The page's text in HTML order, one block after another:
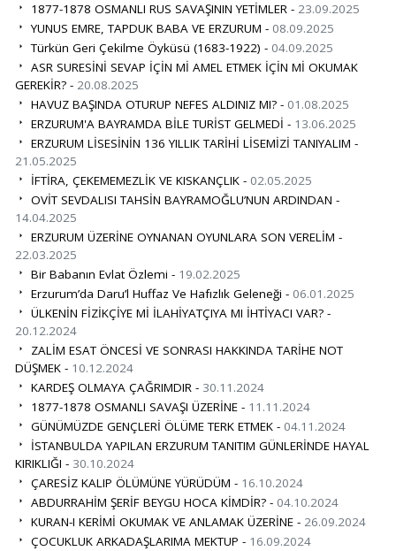
1877-1878 OSMANLI RUS SAVAŞININ YETİMLER - 23.09.2025
YUNUS EMRE, TAPDUK BABA VE ERZURUM - 08.09.2025
Türkün Geri Çekilme Öyküsü (1683-1922) - 04.09.2025
ASR SURESİNİ SEVAP İÇİN Mİ AMEL ETMEK İÇİN Mİ OKUMAK
GEREKİR? - 20.08.2025
HAVUZ BAŞINDA OTURUP NEFES ALDINIZ MI? - 01.08.2025
ERZURUM'A BAYRAMDA BİLE TURİST GELMEDİ - 13.06.2025
ERZURUM LİSESİNİN 136 YILLIK TARİHİ LİSEMİZİ TANIYALIM -
21.05.2025
İFTİRA, ÇEKEMEMEZLİK VE KISKANÇLIK - 02.05.2025
OVİT SEVDALISI TAHSİN BAYRAMOĞLU’NUN ARDINDAN -
14.04.2025
ERZURUM ÜZERİNE OYNANAN OYUNLARA SON VERELİM -
22.03.2025
Bir Babanın Evlat Özlemi - 19.02.2025
Erzurum’da Daru’l Huffaz Ve Hafızlık Geleneği - 06.01.2025
ÜLKENİN FİZİKÇİYE Mİ İLAHİYATÇIYA MI İHTİYACI VAR? -
20.12.2024
ZALİM ESAT ÖNCESİ VE SONRASI HAKKINDA TARİHE NOT
DÜŞMEK - 10.12.2024
KARDEŞ OLMAYA ÇAĞRIMDIR - 30.11.2024
1877-1878 OSMANLI SAVAŞI ÜZERİNE - 11.11.2024
GÜNÜMÜZDE GENÇLERİ ÖLÜME TERK ETMEK - 04.11.2024
İSTANBULDA YAPILAN ERZURUM TANITIM GÜNLERİNDE HAYAL
KIRIKLIĞI - 30.10.2024
ÇARESİZ KALIP ÖLÜMÜNE YÜRÜDÜM - 16.10.2024
ABDURRAHİM ŞERİF BEYGU HOCA KİMDİR? - 04.10.2024
KURAN-I KERİMİ OKUMAK VE ANLAMAK ÜZERİNE - 26.09.2024
ÇOCUKLUK ARKADAŞLARIMA MEKTUP - 16.09.2024